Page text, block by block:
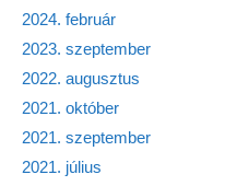
2024. február
2023. szeptember
2022. augusztus
2021. október
2021. szeptember
2021. július